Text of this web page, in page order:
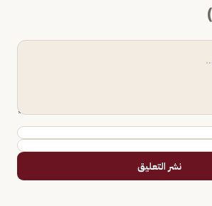
)
نشر التعليق